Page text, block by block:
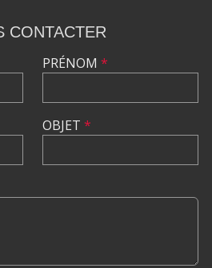
CONTACTER
PRÉNOM *
OBJET *